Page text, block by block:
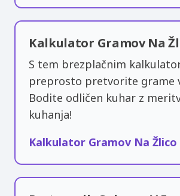
Kalkulator Gramov Na
S tem brezplačnim
preprosto pretvorite grame
Bodite odličen kuhar z
kuhanja!
Kalkulator Gramov Na Žlico